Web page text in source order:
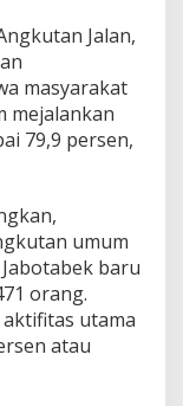
Jalan,
masyarakat
mejalankan
79,9 persen,
umum
baru
orang.
utama
atau